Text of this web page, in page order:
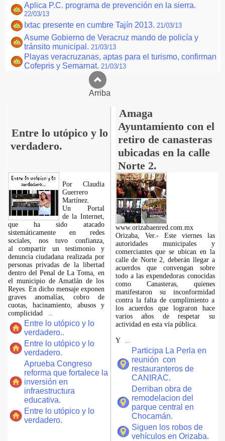
Aplica P.C. programa de prevención en la sierra.
22/03/13
Ixtac presente en cumbre Tajín 2013. 21/03/13
Asume Gobierno de Veracruz mando de policía y
tránsito municipal. 21/03/13
Playas veracruzanas, aptas para el turismo, confirman
Cofepris y Semarnat. 21/03/13
Arriba
Entre lo utópico y lo
verdadero.
Amaga
Ayuntamiento con el
retiro de canasteras
ubicadas en la calle
Norte 2.
Por Claudia
Guerrero
Martínez.
​Un Portal
de la Internet,
que ha sido atacado
sistemáticamente en redes
sociales, nos tuvo confianza,
al compartir un testimonio y
denuncia ciudadana realizada por
personas privadas de la libertad
dentro del Penal de La Toma, en
el municipio de Amatlán de los
Reyes. En dicho mensaje exponen
graves anomalías, cobro de
cuotas, hacinamiento, abusos y
complicidad
Entre lo utópico y lo
verdadero..
Entre lo utópico y lo
verdadero.
Aprueba Congreso
reforma que fortalece la
inversión en
infraestructura
educativa.
Entre lo utópico y lo
verdadero.
www.orizabaenred.com.mx
Orizaba, Ver.- Este viernes las
autoridades municipales y
comerciantes que se ubican en la
calle de Norte 2, deberán llegar a
acuerdos que convengan sobre
todo a las expendedoras conocidas
como Canasteras, quienes
manifestaron su inconformidad
contra la falta de cumplimiento a
los acuerdos que lograron hace
varios años de respetar su
actividad en esta vía pública.
Y
Participa La Perla en
reunión con
restauranteros de
CANIRAC.
Derriban obra de
remodelacion del
parque central en
Chocamán.
Siguen los robos de
vehículos en Orizaba.